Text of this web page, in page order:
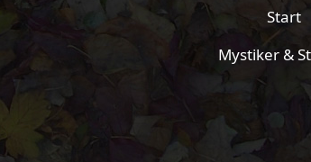
Start
Mystiker &